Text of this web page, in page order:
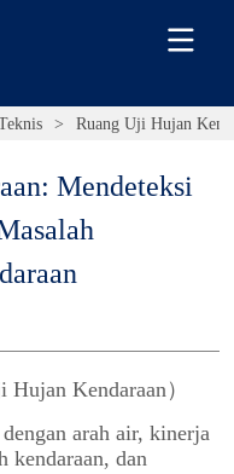
> Ruang Uji Hujan
Mendeteksi